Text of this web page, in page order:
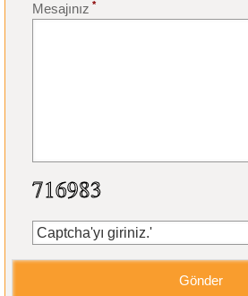
Mesajınız *